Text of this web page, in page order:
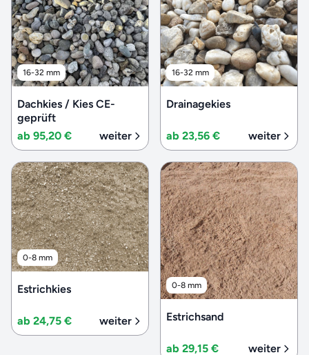
16-32 mm
Dachkies / Kies CE-
geprüft
ab 95,20 €
weiter
16-32 mm
Drainagekies
ab 23,56 € weiter
0-8 mm
Estrichkies
ab 24,75 € weiter
0-8 mm
Estrichsand
ab 29,15 € weiter